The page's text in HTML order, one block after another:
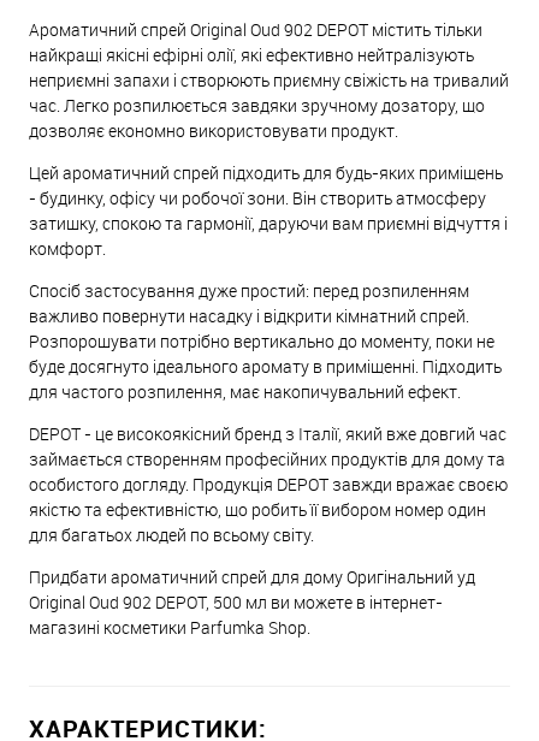
Ароматичний спрей Original Oud 902 DEPOT містить тільки
найкращі якісні ефірні олії, які ефективно нейтралізують
неприємні запахи і створюють приємну свіжість на тривалий
час. Легко розпилюється завдяки зручному дозатору, що
дозволяє економно використовувати продукт.
Цей ароматичний спрей підходить для будь-яких приміщень
- будинку, офісу чи робочої зони. Він створить атмосферу
затишку, спокою та гармонії, даруючи вам приємні відчуття і
комфорт.
Спосіб застосування дуже простий: перед розпиленням
важливо повернути насадку і відкрити кімнатний спрей.
Розпорошувати потрібно вертикально до моменту, поки не
буде досягнуто ідеального аромату в приміщенні. Підходить
для частого розпилення, має накопичувальний ефект.
DEPOT - це високоякісний бренд з Італії, який вже довгий час
займається створенням професійних продуктів для дому та
особистого догляду. Продукція DEPOT завжди вражає своєю
якістю та ефективністю, що робить її вибором номер один
для багатьох людей по всьому світу.
Придбати ароматичний спрей для дому Оригінальний уд
Original Oud 902 DEPOT, 500 мл ви можете в інтернет-
магазині косметики Parfumka Shop.
ХАРАКТЕРИСТИКИ: